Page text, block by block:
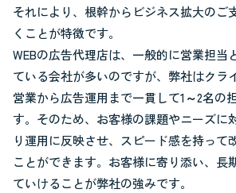
それにより、根幹からビジネス拡大のご
くことが特徴です。
WEBの広告代理店は、一般的に営業担当
ている会社が多いのですが、弊社はクラ
営業から広告運用まで一貫して1～2名の
す。そのため、お客様の課題やニーズに
り運用に反映させ、スピード感を持って
ことができます。お客様に寄り添い、長
ていけることが弊社の強みです。